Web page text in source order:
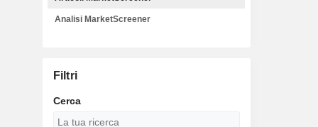
Analisi MarketScreener
Filtri
Cerca